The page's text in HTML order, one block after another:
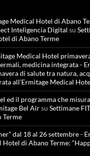
Medical Hotel di Abano
Inteligencia Digital su
di Abano Terme
Medical Hotel
medicina integrata -
di salute tra natura,
all’Ermitage Medical
ed il programma che
Bel Airsu Settimane
Terme
dal 18 al 26 settembre -
Hotel di Abano Terme: